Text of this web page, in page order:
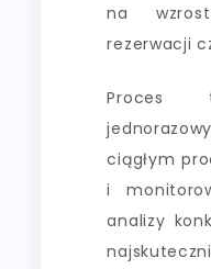
na
rezerwacji
ciągłym
i
analizy